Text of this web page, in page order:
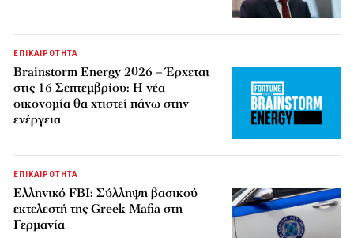
ΕΠΙΚΑΙΡΟΤΗΤΑ
Brainstorm Energy 2026 – Έρχεται
στις 16 Σεπτεμβρίου: Η νέα
οικονομία θα χτιστεί πάνω στην
ενέργεια
ΕΠΙΚΑΙΡΟΤΗΤΑ
Ελληνικό FBI: Σύλληψη βασικού
εκτελεστή της Greek Mafia στη
Γερμανία